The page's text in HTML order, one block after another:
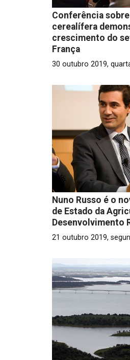
Conferência
cerealífera
crescimento do
França
30 outubro 2019,
Nuno Russo é o
de Estado da
Desenvolvimento
21 outubro 2019,